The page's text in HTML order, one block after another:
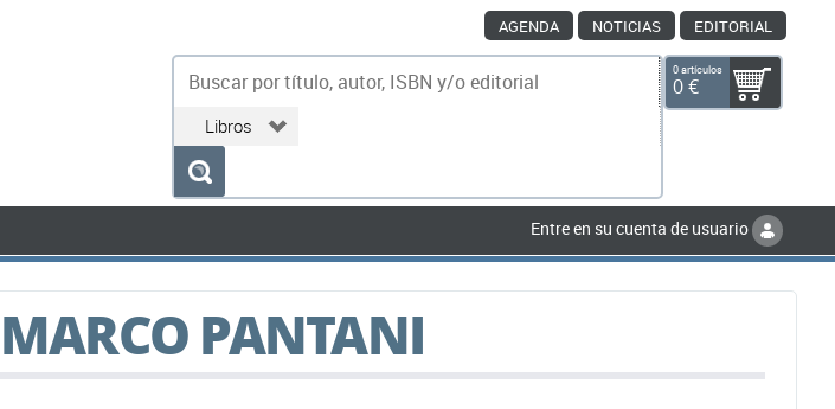
AGENDA NOTICIAS EDITORIAL
0 artículos
0 €
Entre en su cuenta de usuario
MARCO PANTANI